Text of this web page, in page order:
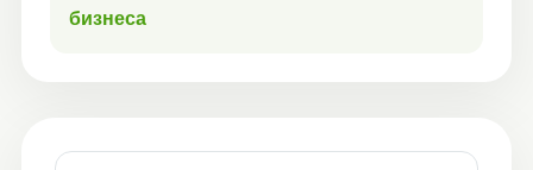
бизнеса